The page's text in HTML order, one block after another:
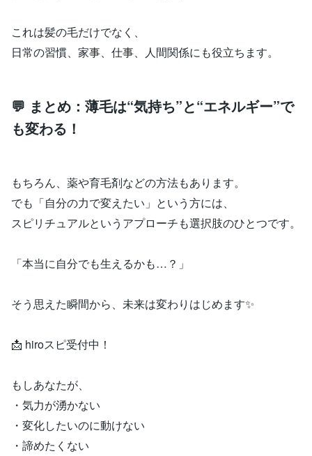
これは髪の毛だけでなく、
日常の習慣、家事、仕事、人間関係にも役立ちます。
💬 まとめ：薄毛は“気持ち”と“エネルギー”で
も変わる！
もちろん、薬や育毛剤などの方法もあります。
でも「自分の力で変えたい」という方には、
スピリチュアルというアプローチも選択肢のひとつです。
「本当に自分でも生えるかも…？」
そう思えた瞬間から、未来は変わりはじめます✨
📩 hiroスピ受付中！
もしあなたが、
・気力が湧かない
・変化したいのに動けない
・諦めたくない